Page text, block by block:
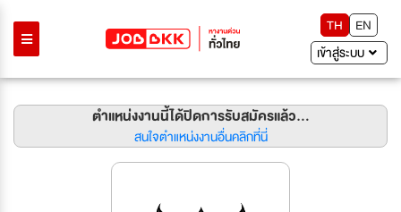
TH
EN
เข้าสู่ระบบ
ตำแหน่งงานนี้ได้ปิดการรับสมัครแล้ว...
สนใจตำแหน่งงานอื่นคลิกที่นี่